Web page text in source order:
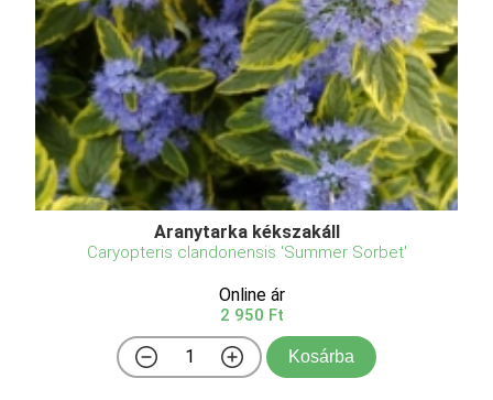
Aranytarka kékszakáll
Caryopteris clandonensis 'Summer Sorbet'
Online ár
2 950 Ft
Kosárba